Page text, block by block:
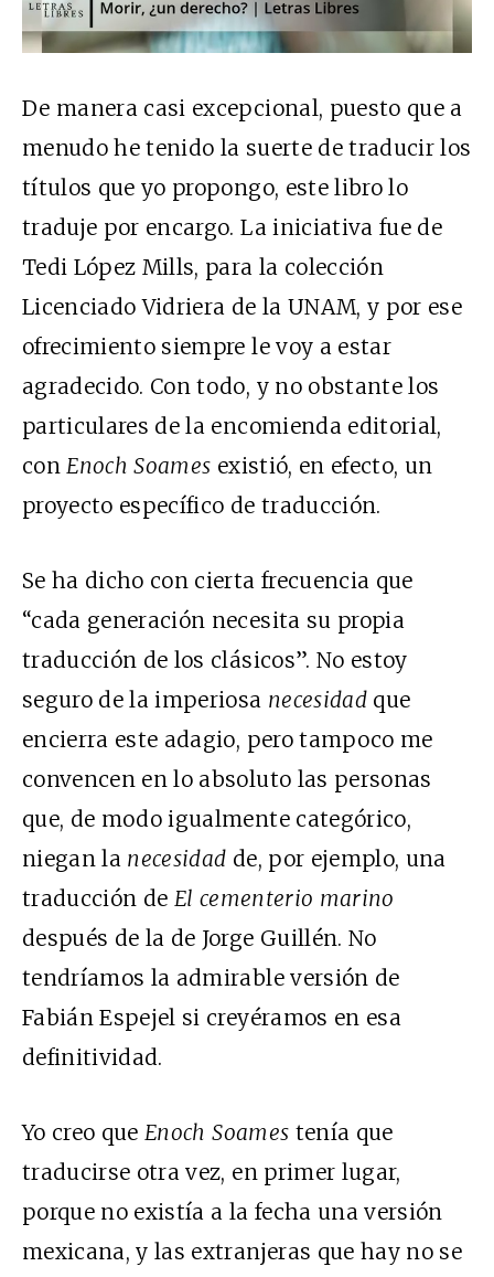
De manera casi excepcional, puesto que a
menudo he tenido la suerte de traducir los
títulos que yo propongo, este libro lo
traduje por encargo. La iniciativa fue de
Tedi López Mills, para la colección
Licenciado Vidriera de la UNAM, y por ese
ofrecimiento siempre le voy a estar
agradecido. Con todo, y no obstante los
particulares de la encomienda editorial,
conEnoch Soames existió, en efecto, un
proyecto específico de traducción.
Se ha dicho con cierta frecuencia que
“cada generación necesita su propia
traducción de los clásicos”. No estoy
seguro de la imperiosa necesidadque
encierra este adagio, pero tampoco me
convencen en lo absoluto las personas
que, de modo igualmente categórico,
niegan la necesidad de, por ejemplo, una
traducción de El cementerio marino
después de la de Jorge Guillén. No
tendríamos la admirable versión de
Fabián Espejel si creyéramos en esa
definitividad.
Yo creo queEnoch Soames tenía que
traducirse otra vez, en primer lugar,
porque no existía a la fecha una versión
mexicana, y las extranjeras que hay no se